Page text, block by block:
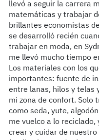
llevó a seguir la carrera
matemáticas y trabajar
brillantes economistas
se desarrolló recién
trabajar en moda, en
me llevó mucho tiempo
Los materiales con los
importantes: fuente de
entre lanas, hilos y telas
mi zona de confort. Solo
como seda, yute,
me vuelco a lo
crear y cuidar de